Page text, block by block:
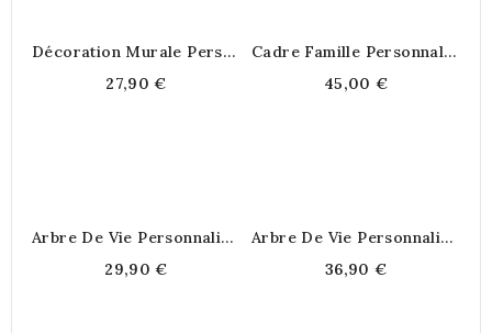
Décoration Murale Personnalisée
27,90 €
Cadre Famille Personnalisé
45,00 €
Arbre De Vie Personnalisé Pour...
29,90 €
Arbre De Vie Personnalisé -...
36,90 €